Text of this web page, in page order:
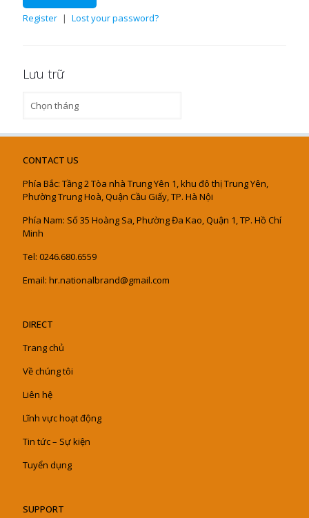
Register | Lost your password?
Lưu trữ
trữ
CONTACT US
Phía Bắc: Tầng 2 Tòa nhà Trung Yên 1, khu đô thị Trung Yên,
Phường Trung Hoà, Quận Cầu Giấy, TP. Hà Nội
Phía Nam: Số 35 Hoàng Sa, Phường Đa Kao, Quận 1, TP. Hồ Chí
Minh
Tel: 0246.680.6559
Email: hr.nationalbrand@gmail.com
DIRECT
Trang chủ
Về chúng tôi
Liên hệ
Lĩnh vực hoạt động
Tin tức – Sự kiện
Tuyển dụng
SUPPORT